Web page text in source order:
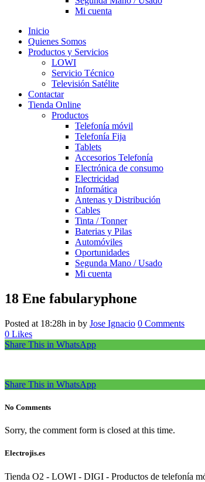
Mi cuenta
Inicio
Quienes Somos
Productos y Servicios
LOWI
Servicio Técnico
Televisión Satélite
Contactar
Tienda Online
Productos
Telefonía móvil
Telefonía Fija
Tablets
Accesorios Telefonía
Electrónica de consumo
Electricidad
Informática
Antenas y Distribución
Cables
Tinta / Tonner
Baterias y Pilas
Automóviles
Oportunidades
Segunda Mano / Usado
Mi cuenta
18 Ene fabularyphone
Posted at 18:28h in by Jose Ignacio 0 Comments
0 Likes
Share This in WhatsApp
Share This in WhatsApp
No Comments
Sorry, the comment form is closed at this time.
Electrojis.es
Tienda O2 - LOWI - DIGI - Productos de telefonía